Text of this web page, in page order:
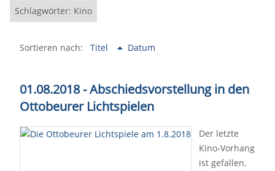
Schlagwörter: Kino
Sortieren nach: Titel Datum
01.08.2018 - Abschiedsvorstellung in den
Ottobeurer Lichtspielen
Der letzte
Kino-Vorhang
ist gefallen.